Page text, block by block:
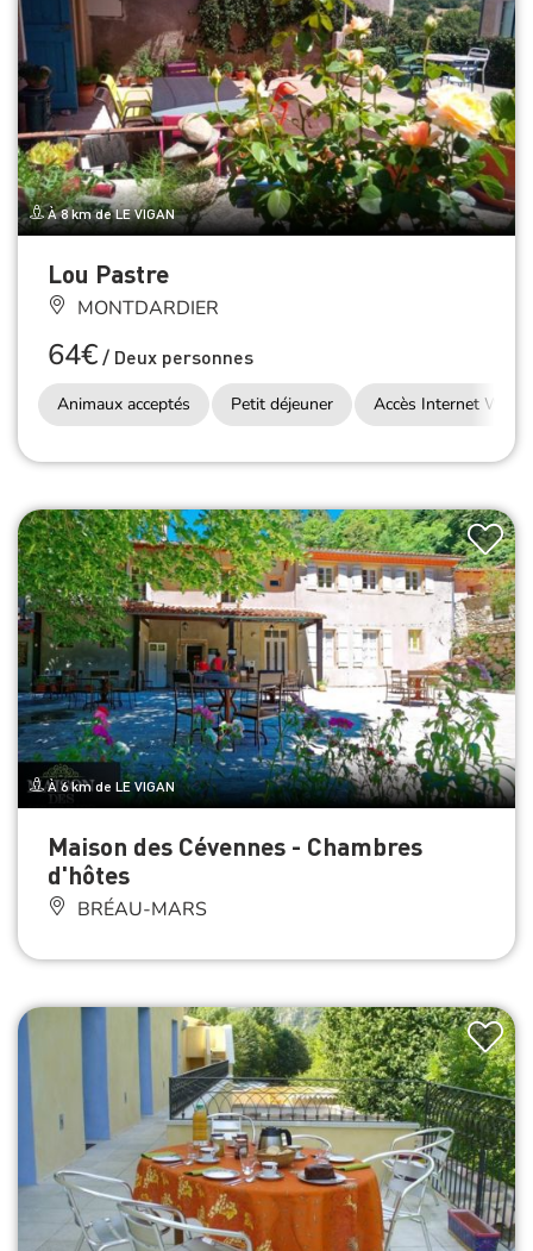
À 8 km de LE VIGAN
Lou Pastre
MONTDARDIER
64€/ Deux personnes
Animaux acceptés Petit déjeuner Accès Internet Wifi
À 6 km de LE VIGAN
Maison des Cévennes - Chambres
d'hôtes
BRÉAU-MARS